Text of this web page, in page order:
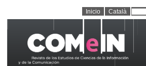
Inicio Català